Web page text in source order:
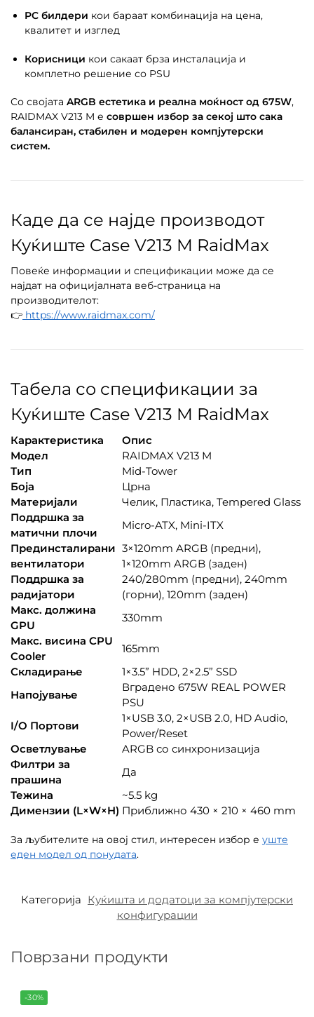
PC билдери кои бараат комбинација на цена,
квалитет и изглед
Корисници кои сакаат брза инсталација и
комплетно решение со PSU
Со својата ARGB естетика и реална моќност од 675W,
RAIDMAX V213 M е совршен избор за секој што сака
балансиран, стабилен и модерен компјутерски
систем.
Каде да се најде производот
Куќиште Case V213 M RaidMax
Повеќе информации и спецификации може да се
најдат на официјалната веб-страница на
производителот:
👉 https://www.raidmax.com/
Табела со спецификации за
Куќиште Case V213 M RaidMax
Карактеристика
Опис
Модел
RAIDMAX V213 M
Тип
Mid-Tower
Боја
Црна
Материјали
Челик, Пластика, Tempered Glass
Поддршка за
матични плочи
Micro-ATX, Mini-ITX
Прединсталирани
вентилатори
3×120mm ARGB (предни),
1×120mm ARGB (заден)
Поддршка за
радијатори
240/280mm (предни), 240mm
(горни), 120mm (заден)
Макс. должина
GPU
330mm
Макс. висина CPU
Cooler
165mm
Складирање
1×3.5” HDD, 2×2.5” SSD
Напојување
Вградено 675W REAL POWER
PSU
I/O Портови
1×USB 3.0, 2×USB 2.0, HD Audio,
Power/Reset
Осветлување
ARGB со синхронизација
Филтри за
прашина
Да
Тежина
~5.5 kg
Димензии (L×W×H) Приближно 430 × 210 × 460 mm
За љубителите на овој стил, интересен избор е уште
еден модел од понудата.
Категорија Куќишта и додатоци за компјутерски
конфигурации
Поврзани продукти
-30%